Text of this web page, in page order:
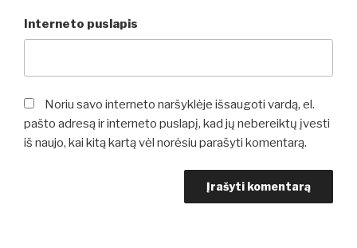
Interneto puslapis
Noriu savo interneto naršyklėje išsaugoti vardą, el.
pašto adresą ir interneto puslapį, kad jų nebereiktų įvesti
iš naujo, kai kitą kartą vėl norėsiu parašyti komentarą.